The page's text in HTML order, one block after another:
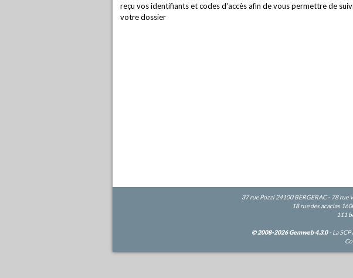
reçu vos identifiants et codes d'accès afin de vous permettre de
votre dossier
37 rue Pozzi 24100 BERGERAC - 78
18 rue des acacias
111
© 2008-2026 Gemweb 4.3.0- La